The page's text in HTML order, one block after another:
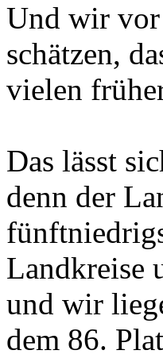
Und wir vor
schätzen,
vielen
Das lässt
denn der
Landkreise
und wir
dem 86.